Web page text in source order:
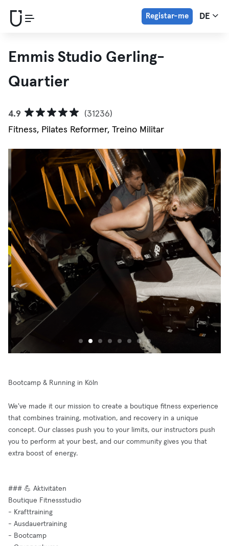
Registar-me DE
Emmis Studio Gerling-
Quartier
4.9
(31236)
Fitness, Pilates Reformer, Treino Militar
Bootcamp & Running in Köln
We've made it our mission to create a boutique fitness experience
that combines training, motivation, and recovery in a unique
concept. Our classes push you to your limits, our instructors push
you to perform at your best, and our community gives you that
extra boost of energy.
### 💪 Aktivitäten
Boutique Fitnessstudio
- Krafttraining
- Ausdauertraining
- Bootcamp